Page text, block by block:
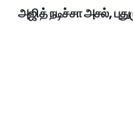
அஜித் நடிச்சா அசல்,